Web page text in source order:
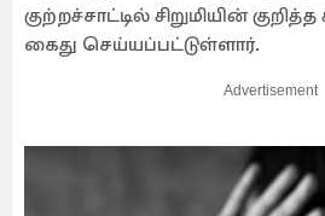
குற்றச்சாட்டில் சிறுமியின்
கைது செய்யப்பட்டுள்ளார்.
Advertisement